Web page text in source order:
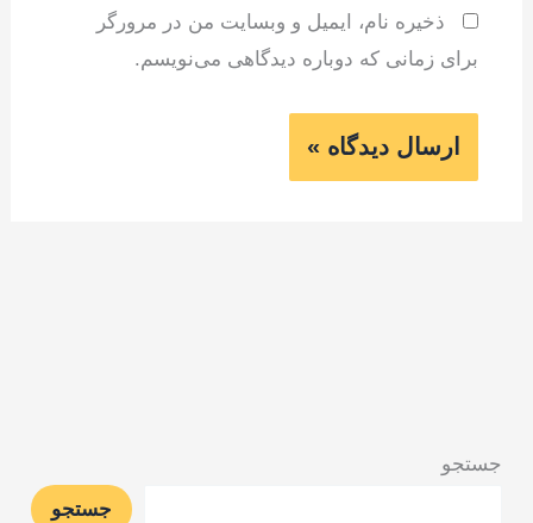
ذخیره نام، ایمیل و وبسایت من در مرورگر
برای زمانی که دوباره دیدگاهی می‌نویسم.
جستجو
جستجو